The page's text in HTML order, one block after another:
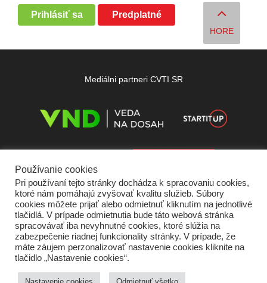
Prihlásiť sa Predplatné
HORE
Mediálni partneri CVTI SR
Domov O nás Kontakt Vydavateľ
Podmienky používania
Ochrana súkromia Štatút súťaží
Používanie cookies
Pri používaní tejto stránky dochádza k spracovaniu cookies,
ktoré nám pomáhajú zvyšovať kvalitu služieb. Súbory
cookies môžete prijať alebo odmietnuť kliknutím na jednotlivé
tlačidlá. V prípade odmietnutia bude táto webová stránka
spracovávať iba nevyhnutné cookies, ktoré slúžia na
zabezpečenie riadnej funkcionality stránky. V prípade, že
máte záujem perzonalizovať nastavenie cookies kliknite na
tlačidlo „Nastavenie cookies“.